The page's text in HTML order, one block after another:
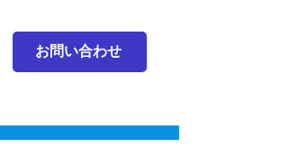
お問い合わせ